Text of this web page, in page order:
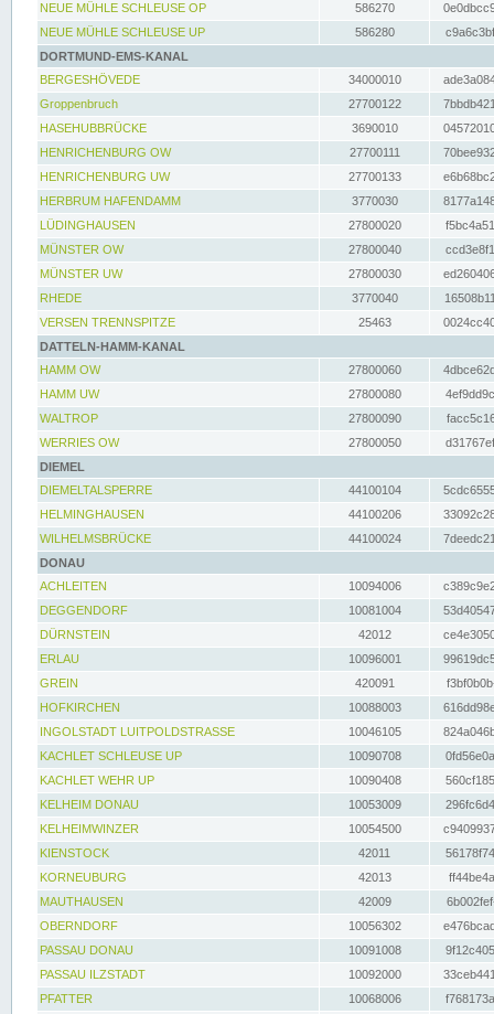
NEUE MÜHLE SCHLEUSE OP
586270
NEUE MÜHLE SCHLEUSE UP
586280
DORTMUND-EMS-KANAL
BERGESHÖVEDE
34000010
Groppenbruch
27700122
HASEHUBBRÜCKE
3690010
HENRICHENBURG OW
27700111
HENRICHENBURG UW
27700133
HERBRUM HAFENDAMM
3770030
LÜDINGHAUSEN
27800020
MÜNSTER OW
27800040
MÜNSTER UW
27800030
RHEDE
3770040
VERSEN TRENNSPITZE
25463
DATTELN-HAMM-KANAL
HAMM OW
27800060
HAMM UW
27800080
WALTROP
27800090
WERRIES OW
27800050
DIEMEL
DIEMELTALSPERRE
44100104
HELMINGHAUSEN
44100206
WILHELMSBRÜCKE
44100024
DONAU
ACHLEITEN
10094006
DEGGENDORF
10081004
DÜRNSTEIN
42012
ERLAU
10096001
GREIN
420091
HOFKIRCHEN
10088003
INGOLSTADT LUITPOLDSTRASSE
10046105
KACHLET SCHLEUSE UP
10090708
KACHLET WEHR UP
10090408
KELHEIM DONAU
10053009
KELHEIMWINZER
10054500
KIENSTOCK
42011
KORNEUBURG
42013
MAUTHAUSEN
42009
OBERNDORF
10056302
PASSAU DONAU
10091008
PASSAU ILZSTADT
10092000
PFATTER
10068006